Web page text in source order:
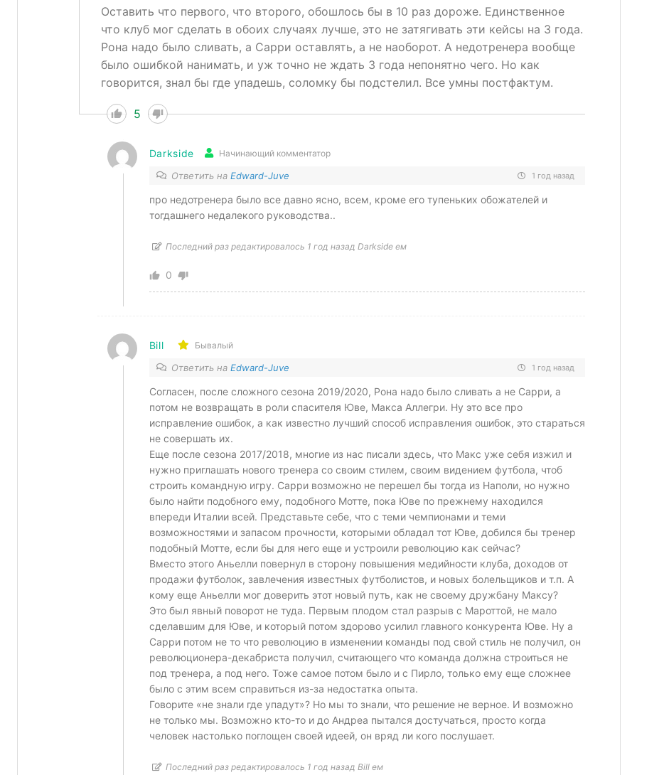
Оставить что первого, что второго, обошлось бы в 10 раз дороже. Единственное
что клуб мог сделать в обоих случаях лучше, это не затягивать эти кейсы на 3 года.
Рона надо было сливать, а Сарри оставлять, а не наоборот. А недотренера вообще
было ошибкой нанимать, и уж точно не ждать 3 года непонятно чего. Но как
говорится, знал бы где упадешь, соломку бы подстелил. Все умны постфактум.
5
Darkside Начинающий комментатор
Ответить на Edward-Juve 1 год назад
про недотренера было все давно ясно, всем, кроме его тупеньких обожателей и
тогдашнего недалекого руководства..
Последний раз редактировалось 1 год назад Darkside ем
0
Bill Бывалый
Ответить на Edward-Juve 1 год назад
Согласен, после сложного сезона 2019/2020, Рона надо было сливать а не Сарри, а
потом не возвращать в роли спасителя Юве, Макса Аллегри. Ну это все про
исправление ошибок, а как известно лучший способ исправления ошибок, это стараться
не совершать их.
Еще после сезона 2017/2018, многие из нас писали здесь, что Макс уже себя изжил и
нужно приглашать нового тренера со своим стилем, своим видением футбола, чтоб
строить командную игру. Сарри возможно не перешел бы тогда из Наполи, но нужно
было найти подобного ему, подобного Мотте, пока Юве по прежнему находился
впереди Италии всей. Представьте себе, что с теми чемпионами и теми
возможностями и запасом прочности, которыми обладал тот Юве, добился бы тренер
подобный Мотте, если бы для него еще и устроили революцию как сейчас?
Вместо этого Аньелли повернул в сторону повышения медийности клуба, доходов от
продажи футболок, завлечения известных футболистов, и новых болельщиков и т.п. А
кому еще Аньелли мог доверить этот новый путь, как не своему дружбану Максу?
Это был явный поворот не туда. Первым плодом стал разрыв с Мароттой, не мало
сделавшим для Юве, и который потом здорово усилил главного конкурента Юве. Ну а
Сарри потом не то что революцию в изменении команды под свой стиль не получил, он
революционера-декабриста получил, считающего что команда должна строиться не
под тренера, а под него. Тоже самое потом было и с Пирло, только ему еще сложнее
было с этим всем справиться из-за недостатка опыта.
Говорите «не знали где упадут»? Но мы то знали, что решение не верное. И возможно
не только мы. Возможно кто-то и до Андреа пытался достучаться, просто когда
человек настолько поглощен своей идеей, он вряд ли кого послушает.
Последний раз редактировалось 1 год назад Bill ем